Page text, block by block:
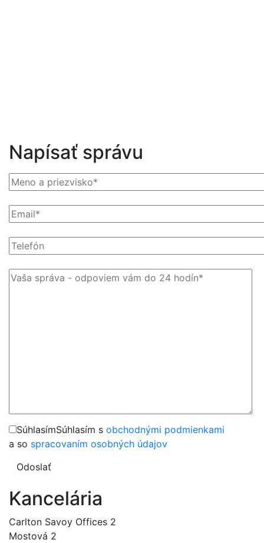
Napísať správu
SúhlasímSúhlasím s obchodnými podmienkami
a so spracovaním osobných údajov
Odoslať
Kancelária
Carlton Savoy Offices 2
Mostová 2